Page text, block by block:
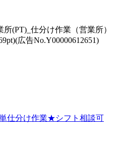
(PT)_仕分け作業（営業所）
広告No.Y00000612651)
仕分け作業★シフト相談可